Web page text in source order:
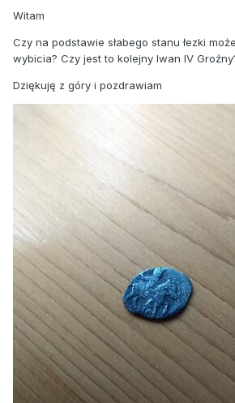
Witam
Czy na podstawie słabego stanu łezki
wybicia? Czy jest to kolejny Iwan IV
Dziękuję z góry i pozdrawiam